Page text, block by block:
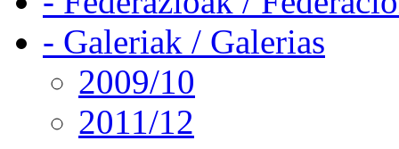
- Galeriak / Galerias
2009/10
2011/12